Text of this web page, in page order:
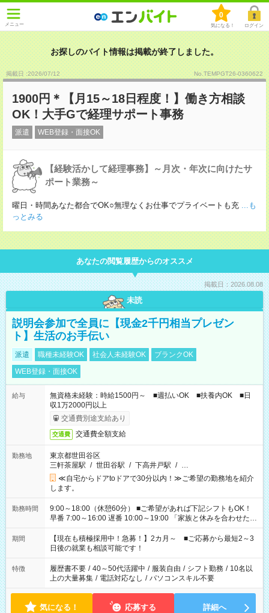
メニュー
0
気になる！ ログイン
お探しのバイト情報は掲載が終了しました。
掲載日 :2026/07/12 No.TEMPGT26-0360622
1900円＊【月15～18日程度！】働き方相談
OK！大手Gで経理サポート事務
派遣 WEB登録・面接OK
【経験活かして経理事務】～月次・年次に向けたサ
ポート業務～
曜日・時間あなた都合でOK○無理なくお仕事でプライベートも充 ...も
っとみる
あなたの閲覧履歴からのオススメ
掲載日：2026.08.08
未読
説明会参加で全員に【現金2千円相当プレゼン
ト】生活のお手伝い
派遣 職種未経験OK 社会人未経験OK
ブランクOK
WEB登録・面接OK
給与
無資格未経験：時給1500円～ ■週払いOK ■扶養内OK ■日
収1万2000円以上
交通費別途支給あり
交通費 交通費全額支給
勤務地
東京都世田谷区
三軒茶屋駅 / 世田谷駅 / 下高井戸駅 / …
≪自宅からドアtoドアで30分以内！≫ご希望の勤務地を紹介
します。
勤務時間
9:00～18:00（休憩60分） ■ご希望があれば下記シフトもOK！
早番 7:00～16:00 遅番 10:00～19:00 「家族と休みを合わせた
い」 「余裕を持って夕飯の準備がしたい」 「できれば残業はし
たくない」 など、ご希望を教えてくださいね。 ※Wワーク希望
の方へ 今ご覧のお仕事で希望する勤務時間と、もう1つのお仕事
の勤務時間。 合計で週40時間を超える場合は応募できません。
期間
【現在も積極採用中！急募！】2カ月～ ■ご応募から最短2～3
日後の就業も相談可能です！
特徴 履歴書不要 / 40～50代活躍中 / 服装自由 / シフト勤務 / 10名以
上の大量募集 / 電話対応なし / パソコンスキル不要
気になる！ 応募する 詳細へ